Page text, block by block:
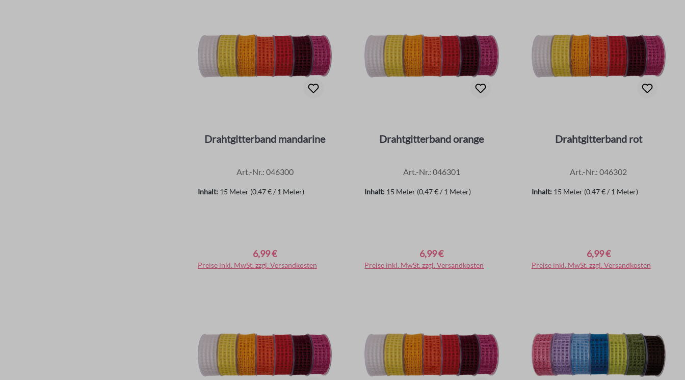
Drahtgitterband mandarine
Art.-Nr.: 046300
Inhalt: 15 Meter (0,47 € / 1 Meter)
Regulärer Preis:6,99 €
Preise inkl. MwSt. zzgl. Versandkosten
In den Warenkorb
Drahtgitterband orange
Art.-Nr.: 046301
Inhalt: 15 Meter (0,47 € / 1 Meter)
Regulärer Preis:6,99 €
Preise inkl. MwSt. zzgl. Versandkosten
In den Warenkorb
Drahtgitterband rot
Art.-Nr.: 046302
Inhalt: 15 Meter (0,47 € / 1 Meter)
Regulärer Preis:6,99 €
Preise inkl. MwSt. zzgl. Versandkosten
In den Warenkorb